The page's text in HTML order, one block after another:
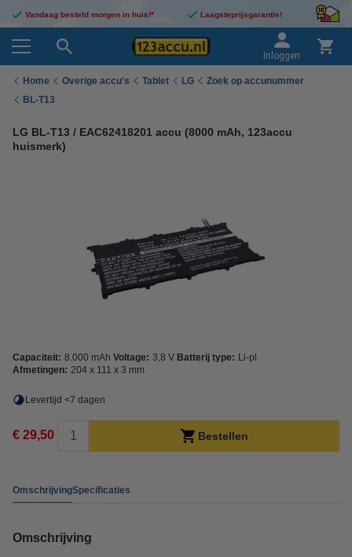
Vandaag besteld morgen in huis!* Laagsteprijsgarantie!
Inloggen
Home Overige accu's Tablet LG
Zoek op accunummer
BL-T13
LG BL-T13 / EAC62418201 accu (8000 mAh, 123accu
huismerk)
Capaciteit: 8.000 mAh Voltage: 3,8 V Batterij type: Li-pl
Afmetingen: 204 x 111 x 3 mm
Levertijd <7 dagen
€ 29,50 Bestellen
OmschrijvingSpecificaties
Omschrijving